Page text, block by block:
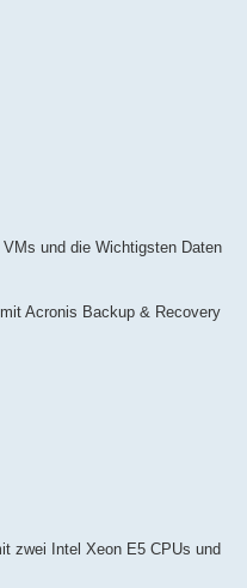
und die Wichtigsten Daten
Acronis Backup & Recovery
zwei Intel Xeon E5 CPUs und